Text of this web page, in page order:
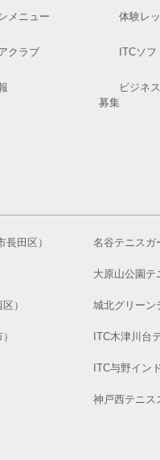
メニュー
クラブ
体験レ
ITCソ
ビジネ
募集
田区） 名谷テニスガ
大原山公園テ
） 城北グリーン
ITC木津川台
ITC与野イン
神戸西テニス